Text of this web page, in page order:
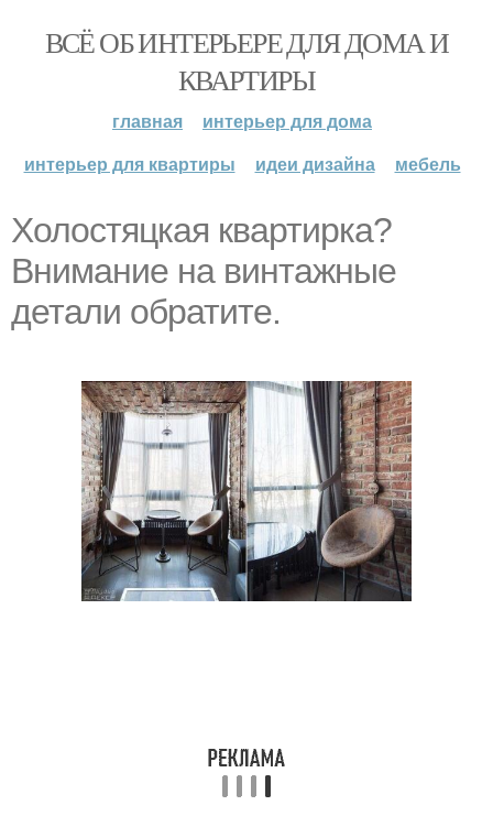
ВСЁ ОБ ИНТЕРЬЕРЕ ДЛЯ ДОМА И
КВАРТИРЫ
главная
интерьер для дома
интерьер для квартиры
идеи дизайна мебель
Холостяцкая квартирка?
Внимание на винтажные
детали обратите.